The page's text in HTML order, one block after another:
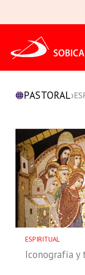
al
contenido
PASTORAL›
ESPIRITUAL
Iconografía y